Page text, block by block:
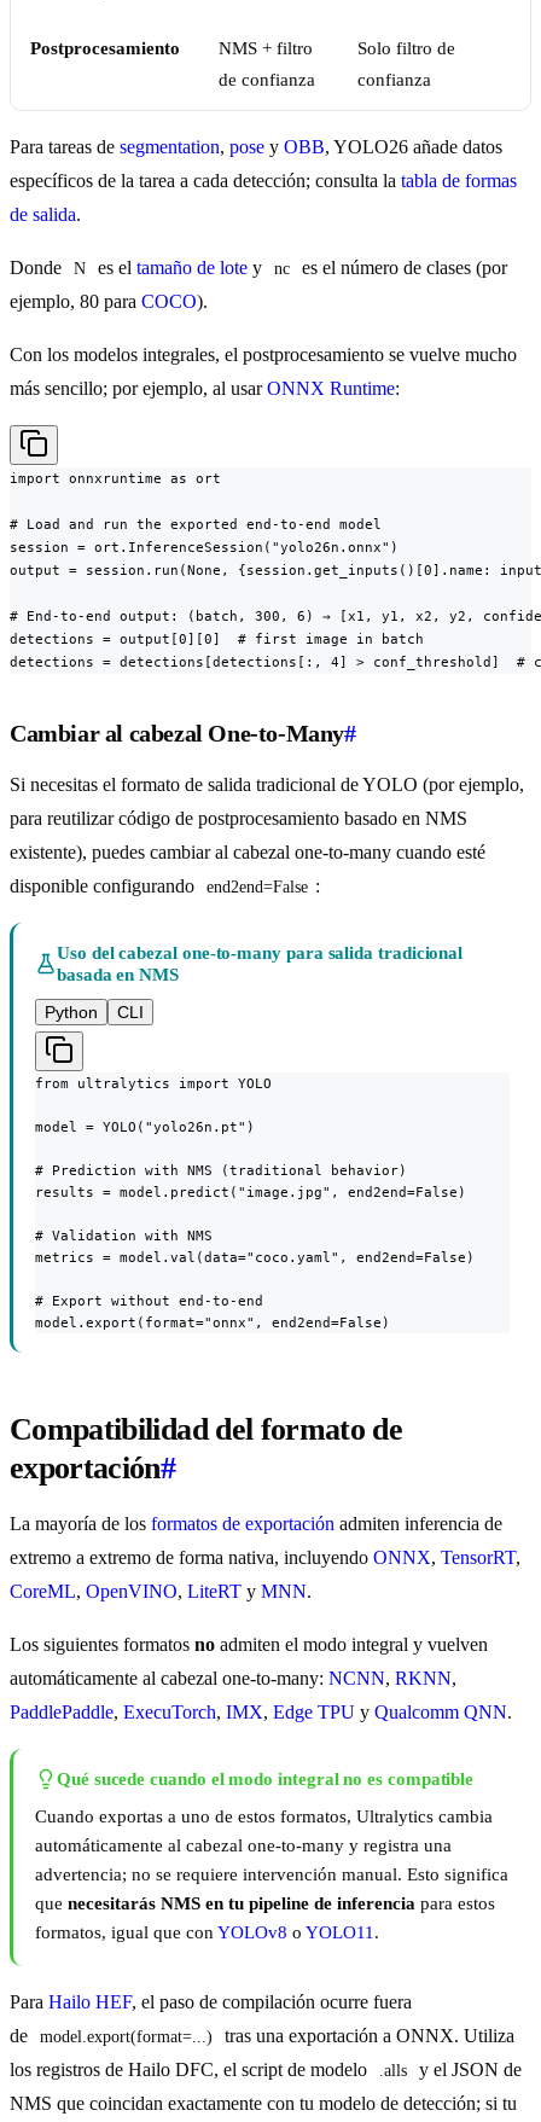
Postprocesamiento
NMS + filtro
de confianza
Solo filtro de
confianza
Para tareas de segmentation, pose y OBB, YOLO26 añade datos
específicos de la tarea a cada detección; consulta la tabla de formas
de salida.
Donde N es el tamaño de lote y nc
es el número de clases (por
ejemplo, 80 para COCO).
Con los modelos integrales, el postprocesamiento se vuelve mucho
más sencillo; por ejemplo, al usarONNX Runtime:
import onnxruntime as ort
# Load and run the exported end-to-end model
session = ort.InferenceSession("yolo26n.onnx")
output = session.run(None, {session.get_inputs()[0].name:
# End-to-end output: (batch, 300, 6) → [x1, y1, x2, y2,
detections = output[0][0]  # first image in batch
detections = detections[detections[:, 4] > conf_threshold]
Cambiar al cabezal One-to-Many#
Si necesitas el formato de salida tradicional de YOLO (por ejemplo,
para reutilizar código de postprocesamiento basado en NMS
existente), puedes cambiar al cabezal one-to-many cuando esté
disponible configurando
end2end=False :
Uso del cabezal one-to-many para salida tradicional
basada en NMS
Python
CLI
from ultralytics import YOLO
model = YOLO("yolo26n.pt")
# Prediction with NMS (traditional behavior)
results = model.predict("image.jpg", end2end=False)
# Validation with NMS
metrics = model.val(data="coco.yaml", end2end=False)
# Export without end-to-end
model.export(format="onnx", end2end=False)
Compatibilidad del formato de
exportación#
La mayoría de los formatos de exportación admiten inferencia de
extremo a extremo de forma nativa, incluyendo ONNX, TensorRT,
CoreML, OpenVINO, LiteRT y MNN.
Los siguientes formatos no admiten el modo integral y vuelven
automáticamente al cabezal one-to-many: NCNN, RKNN,
PaddlePaddle, ExecuTorch, IMX, Edge TPU y Qualcomm QNN.
Qué sucede cuando el modo integral no es compatible
Cuando exportas a uno de estos formatos, Ultralytics cambia
automáticamente al cabezal one-to-many y registra una
advertencia; no se requiere intervención manual. Esto significa
que necesitarás NMS en tu pipeline de inferencia para estos
formatos, igual que con YOLOv8 o YOLO11 .
Para Hailo HEF, el paso de compilación ocurre fuera
de
model.export(format=...)
tras una exportación a ONNX. Utiliza
los registros de Hailo DFC, el script de modelo
.alls
y el JSON de
NMS que coincidan exactamente con tu modelo de detección; si tu